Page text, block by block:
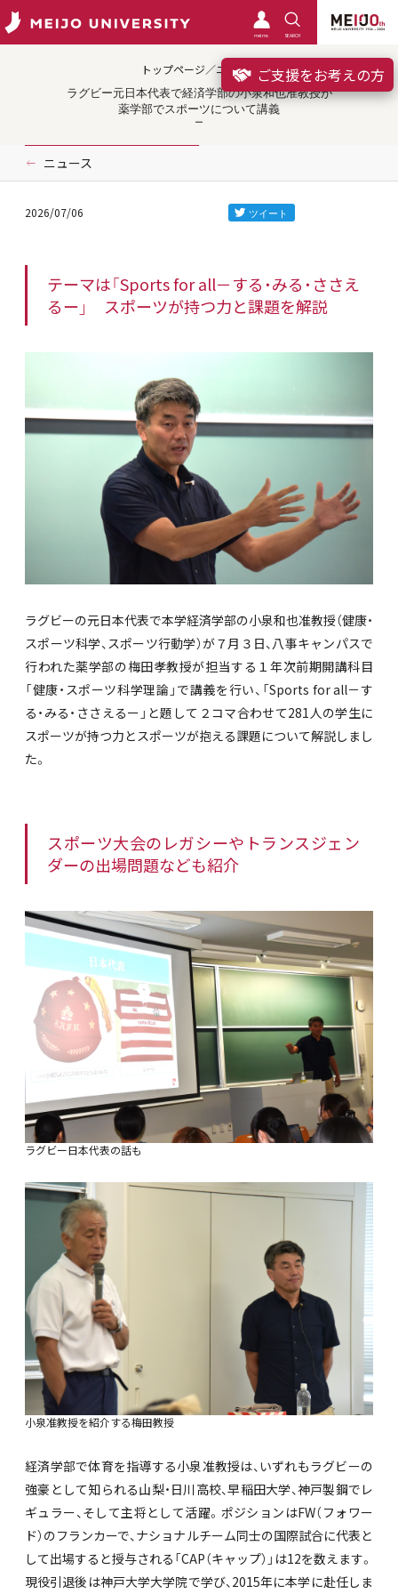
meimo SEARCH
ご支援をお考えの方
トップページ／ニュース
ラグビー元日本代表で経済学部の小泉和也准教授が
薬学部でスポーツについて講義
ニュース
2026/07/06
テーマは「Sports for all－する・みる・ささえ
るー」 スポーツが持つ力と課題を解説
ラグビーの元日本代表で本学経済学部の小泉和也准教授（健康・
スポーツ科学、スポーツ行動学）が７月３日、八事キャンパスで
行われた薬学部の梅田孝教授が担当する１年次前期開講科目
「健康・スポーツ科学理論」で講義を行い、「Sports for all－す
る・みる・ささえるー」と題して２コマ合わせて281人の学生に
スポーツが持つ力とスポーツが抱える課題について解説しまし
た。
スポーツ大会のレガシーやトランスジェン
ダーの出場問題なども紹介
ラグビー日本代表の話も
小泉准教授を紹介する梅田教授
経済学部で体育を指導する小泉准教授は、いずれもラグビーの
強豪として知られる山梨・日川高校、早稲田大学、神戸製鋼でレ
ギュラー、そして主将として活躍。ポジションはFW（フォワー
ド）のフランカーで、ナショナルチーム同士の国際試合に代表と
して出場すると授与される「CAP（キャップ）」は12を数えます。
現役引退後は神戸大学大学院で学び、2015年に本学に赴任しま